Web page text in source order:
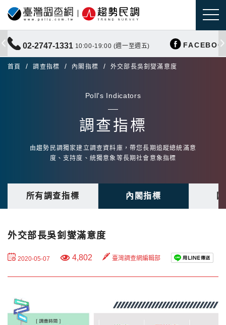
02-2747-1331 10:00-19:00 (週一至週五)
首頁 調查指標 內閣指標 外交部長吳釗燮滿意度
Poll's Indicators
調查指標
由趨勢民調獨家建立調查資料庫，帶您長期追蹤總統滿意
度、支持度、統獨意象等長期社會意象指標
所有調查指標 內閣指標
外交部長吳釗燮滿意度
2020-05-07 4,802 臺灣調查網編輯部